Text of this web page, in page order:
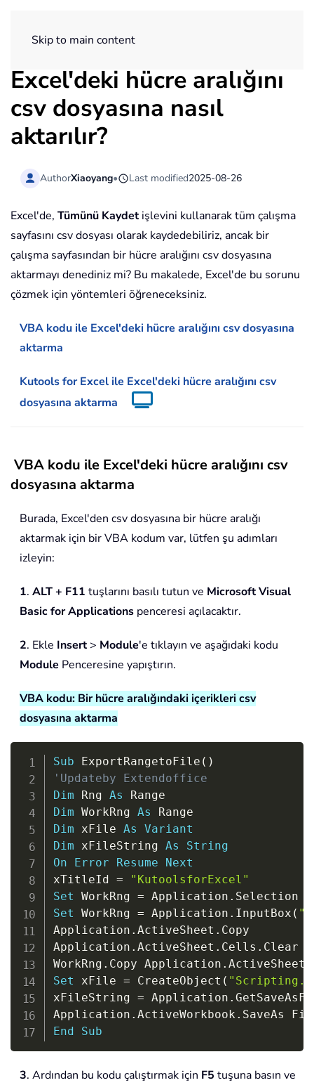
Skip to main content
Excel'deki hücre aralığını
csv dosyasına nasıl
aktarılır?
AuthorXiaoyang• Last modified2025-08-26
Excel'de, Tümünü Kaydetişlevini kullanarak tüm çalışma
sayfasını csv dosyası olarak kaydedebiliriz, ancak bir
çalışma sayfasından bir hücre aralığını csv dosyasına
aktarmayı denediniz mi? Bu makalede, Excel'de bu sorunu
çözmek için yöntemleri öğreneceksiniz.
VBA kodu ile Excel'deki hücre aralığını csv dosyasına
aktarma
Kutools for Excel ile Excel'deki hücre aralığını csv
dosyasına aktarma
VBA kodu ile Excel'deki hücre aralığını csv
dosyasına aktarma
Burada, Excel'den csv dosyasına bir hücre aralığı
aktarmak için bir VBA kodum var, lütfen şu adımları
izleyin:
1. ALT + F11 tuşlarını basılı tutun ve Microsoft Visual
Basic for Applications penceresi açılacaktır.
2. Ekle Insert> Module'e tıklayın ve aşağıdaki kodu
Module Penceresine yapıştırın.
VBA kodu: Bir hücre aralığındaki içerikleri csv
dosyasına aktarma
Sub ExportRangetoFile ( )
'Updateby Extendoffice
Dim Rng As
Dim WorkRng As
Dim xFile As
Variant
Dim xFileString As
String
On
Error Resume
Next
xTitleId =
"KutoolsforExcel"
Set WorkRng = Application .
Set WorkRng = Application . InputBox (
Application . ActiveSheet . Copy
Application . ActiveSheet . Cells . Clear
WorkRng . Copy Application . ActiveSheet
Set xFile = CreateObject (
xFileString = Application .
Application . ActiveWorkbook . SaveAs
End
Sub
3. Ardından bu kodu çalıştırmak için F5 tuşuna basın ve